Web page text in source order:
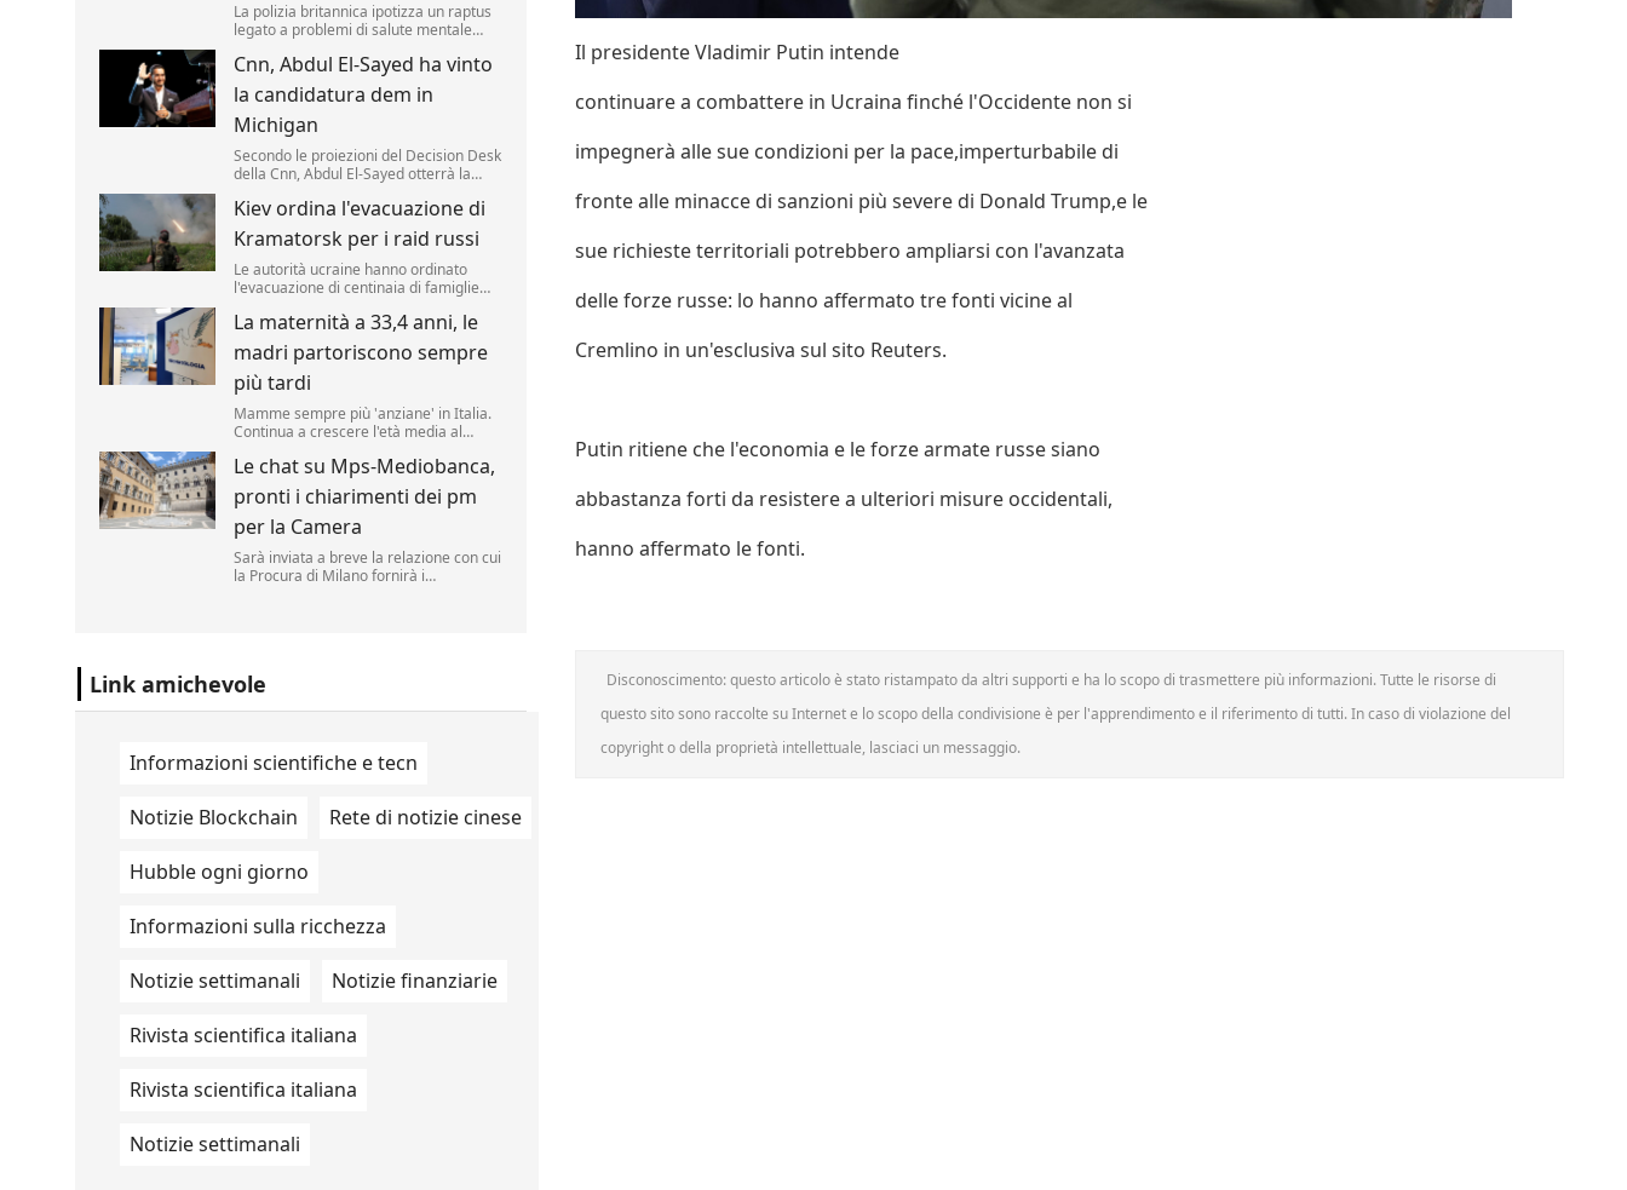
La polizia britannica ipotizza un raptus
legato a problemi di salute mentale
ferimento di 4 uomini avvenuto oggi a
Londra, nel cuore turistico di Covent
Garden.
Cnn, Abdul El-Sayed ha vinto
la candidatura dem in
Michigan
Secondo le proiezioni del Decision Desk
della Cnn, Abdul El-Sayed otterrà la
Usa in Michigan, regalando ai
progressisti un'importante vittoria in
una primaria decisiva.
Kiev ordina l'evacuazione di
Kramatorsk per i raid russi
Le autorità ucraine hanno ordinato
l'evacuazione di centinaia di famiglie
Kramatorsk, nell'Ucraina orientale, a
causa dell'intensificarsi degli attacchi
russi, mentre le truppe di Mosca
avanzano nelle vicinanze.
La maternità a 33,4 anni, le
madri partoriscono sempre
più tardi
Mamme sempre più 'anziane' in Italia.
Continua a crescere l'età media al
per le italiane nel 2025 (era 33,3 nel
2024) e 31,4 anni per le cittadine
straniere.
Le chat su Mps-Mediobanca,
pronti i chiarimenti dei pm
per la Camera
Sarà inviata a breve la relazione con cui
la Procura di Milano fornirà i
Link amichevole
Informazioni scientifiche e tecn
Notizie Blockchain Rete di notizie cinese
Hubble ogni giorno
Informazioni sulla ricchezza
Notizie settimanali Notizie finanziarie
Rivista scientifica italiana
Rivista scientifica italiana
Notizie settimanali
Il presidente Vladimir Putin intende
continuare a combattere in Ucraina finché l'Occidente non si
impegnerà alle sue condizioni per la pace,imperturbabile di
fronte alle minacce di sanzioni più severe di Donald Trump,e le
sue richieste territoriali potrebbero ampliarsi con l'avanzata
delle forze russe: lo hanno affermato tre fonti vicine al
Cremlino in un'esclusiva sul sito Reuters.
Putin ritiene che l'economia e le forze armate russe siano
abbastanza forti da resistere a ulteriori misure occidentali,
hanno affermato le fonti.
Disconoscimento: questo articolo è stato ristampato da altri supporti e ha lo scopo di trasmettere più informazioni. Tutte le risorse di
questo sito sono raccolte su Internet e lo scopo della condivisione è per l'apprendimento e il riferimento di tutti. In caso di violazione del
copyright o della proprietà intellettuale, lasciaci un messaggio.